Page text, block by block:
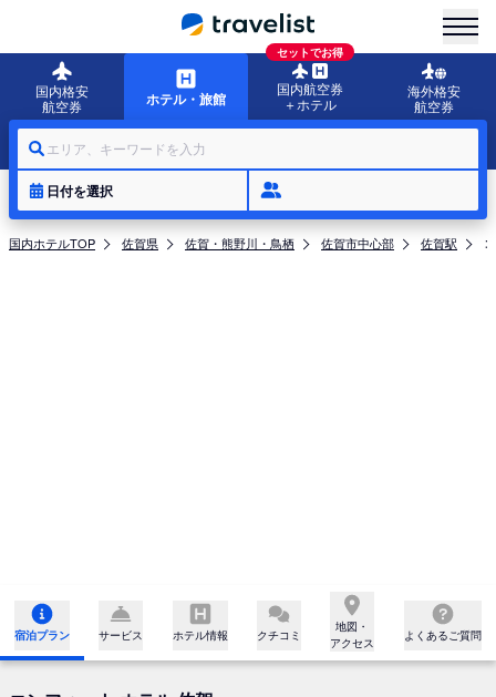
国内格安
航空券
ホテル・旅館
セットでお得
国内航空券
＋ホテル
海外格安
航空券
エリア、キーワードを入力
日付を選択
国内ホテルTOP 佐賀県 佐賀・熊野川・鳥栖 佐賀市中心部 佐賀駅
宿泊プラン サービス ホテル情報 クチコミ
地図・
アクセス
よくあるご質問